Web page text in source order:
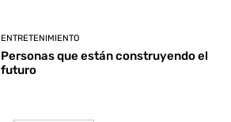
ENTRETENIMIENTO
Personas que están construyendo el
futuro